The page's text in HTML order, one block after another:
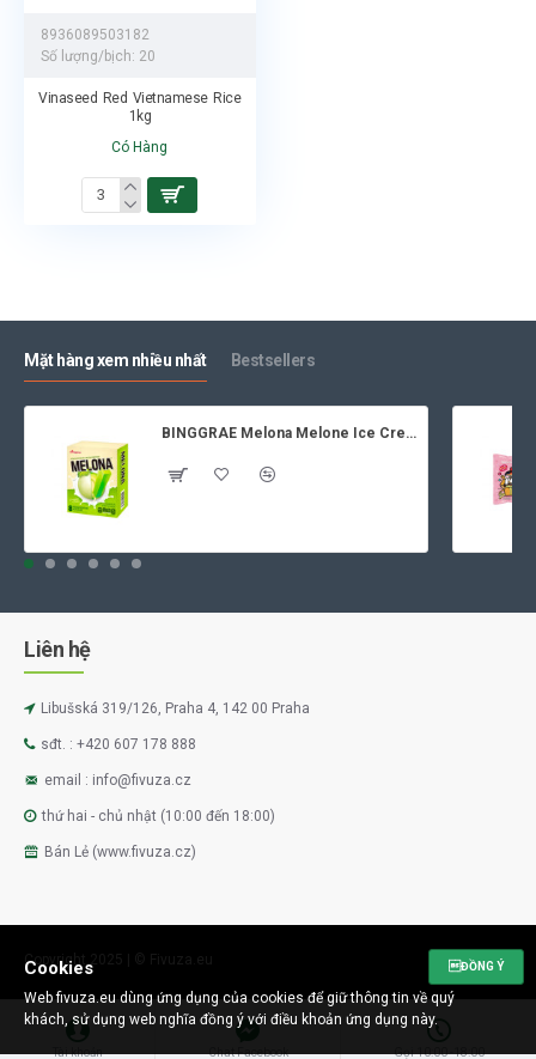
8936089503182
Số lượng/bịch: 20
Vinaseed Red Vietnamese Rice
1kg
Có Hàng
Mặt hàng xem nhiều nhất Bestsellers
BINGGRAE Melona Melone Ice Cream 8x70ml
Liên hệ
Libušská 319/126, Praha 4, 142 00 Praha
sđt. : +420 607 178 888
email : info@fivuza.cz
thứ hai - chủ nhật (10:00 đến 18:00)
Bán Lẻ (www.fivuza.cz)
Copyright 2025 | © Fivuza.eu
Tài khoản Chat Facebook Gọi 10:00 -18:00
ĐỒNG Ý
Cookies
Web fivuza.eu dùng ứng dụng của cookies để giữ thông tin về quý
khách, sử dụng web nghĩa đồng ý với điều khoản ứng dụng này.